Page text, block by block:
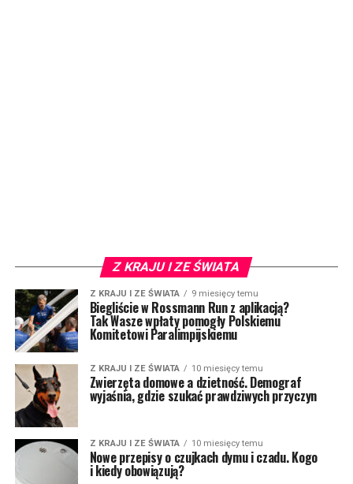
Z KRAJU I ZE ŚWIATA
Z KRAJU I ZE ŚWIATA 9 miesięcy temu
Biegliście w Rossmann Run z aplikacją?
Tak Wasze wpłaty pomogły Polskiemu
Komitetowi Paralimpijskiemu
Z KRAJU I ZE ŚWIATA 10 miesięcy temu
Zwierzęta domowe a dzietność. Demograf
wyjaśnia, gdzie szukać prawdziwych przyczyn
Z KRAJU I ZE ŚWIATA 10 miesięcy temu
Nowe przepisy o czujkach dymu i czadu. Kogo
i kiedy obowiązują?